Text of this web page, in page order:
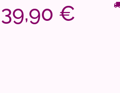
39,90 €